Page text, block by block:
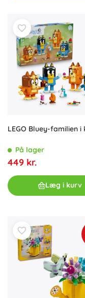
LEGO Bluey-familien i
På lager
449 kr.
Læg i kurv